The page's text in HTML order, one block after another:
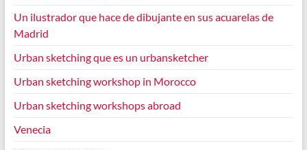
Un ilustrador que hace de dibujante en sus acuarelas de
Madrid
Urban sketching que es un urbansketcher
Urban sketching workshop in Morocco
Urban sketching workshops abroad
Venecia